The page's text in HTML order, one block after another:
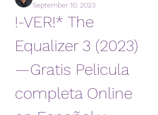
September 10, 2023
!-VER!* The
Equalizer 3 (2023)
—Gratis Pelicula
completa Online